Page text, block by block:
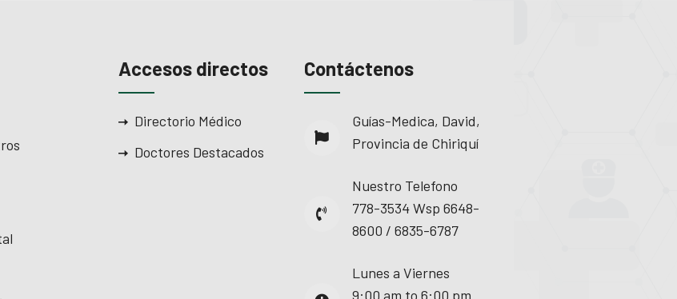
Accesos directos
Directorio Médico
Doctores Destacados
Contáctenos
Guías-Medica, David,
Provincia de Chiriquí
Nuestro Telefono
778-3534 Wsp 6648-
8600 / 6835-6787
Lunes a Viernes
9:00 am to 6:00 pm